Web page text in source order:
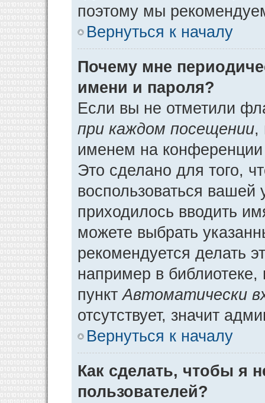
поэтому мы
Вернуться к началу
Почему мне
имени и пароля?
Если вы не отметили
при каждом посещении,
именем на конференции
Это сделано для того,
воспользоваться
приходилось вводить
можете выбрать
рекомендуется делать
например в библиотеке,
пунктАвтоматически
отсутствует, значит
Вернуться к началу
Как сделать, чтобы я
пользователей?